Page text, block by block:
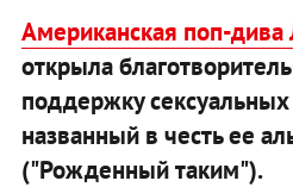
Американская поп-дива
открыла
поддержку
названный в честь ее
("Рожденный таким").